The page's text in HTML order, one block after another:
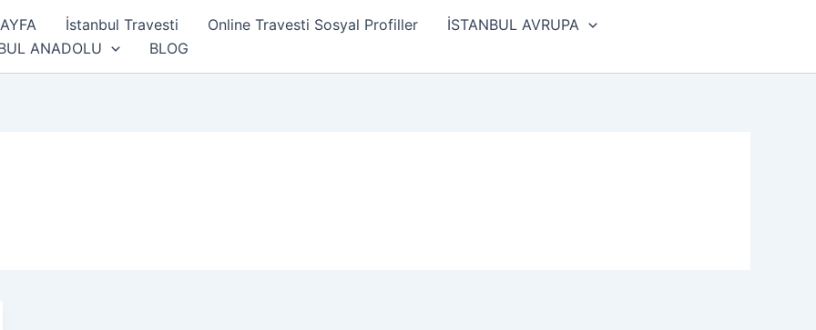
İstanbul Travesti Online Travesti Sosyal Profiller
İSTANBUL AVRUPA
ANADOLU
BLOG